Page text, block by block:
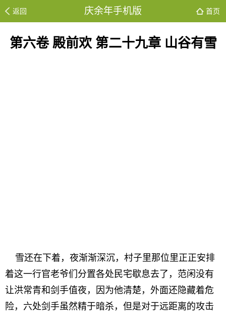
返回 庆余年手机版 首页
第六卷 殿前欢 第二十九章 山谷有雪
雪还在下着，夜渐渐深沉，村子里那位里正正安排
着这一行官老爷们分置各处民宅歇息去了，范闲没有
让洪常青和剑手值夜，因为他清楚，外面还隐藏着危
险，六处剑手虽然精于暗杀，但是对于远距离的攻击